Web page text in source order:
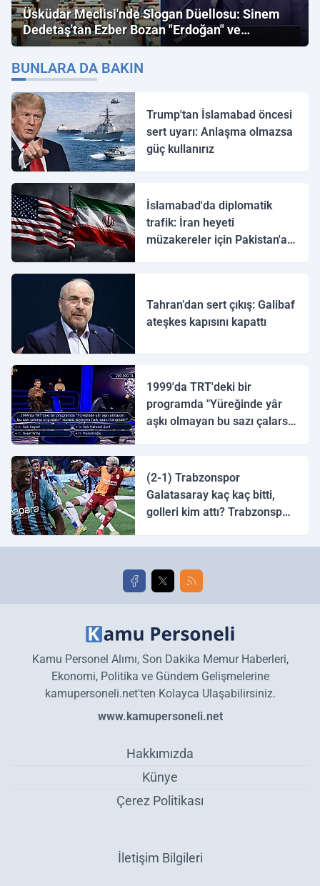
Üsküdar Meclisi'nde Slogan Düellosu: Sinem
Dedetaş'tan Ezber Bozan "Erdoğan" ve
"İmamoğlu" Çıkışı!
BUNLARA DA BAKIN
Trump'tan İslamabad öncesi
sert uyarı: Anlaşma olmazsa
güç kullanırız
İslamabad'da diplomatik
trafik: İran heyeti
müzakereler için Pakistan'a
Tahran’dan sert çıkış: Galibaf
ateşkes kapısını kapattı
1999'da TRT'deki bir
programda "Yüreğinde yâr
aşkı olmayan bu sazı çalarsa
(2-1) Trabzonspor
Galatasaray kaç kaç bitti,
golleri kim attı? Trabzonspor
golleri!
Kamu Personel Alımı, Son Dakika Memur Haberleri,
Ekonomi, Politika ve Gündem Gelişmelerine
kamupersoneli.net'ten Kolayca Ulaşabilirsiniz.
www.kamupersoneli.net
Hakkımızda
Künye
Çerez Politikası
İletişim Bilgileri